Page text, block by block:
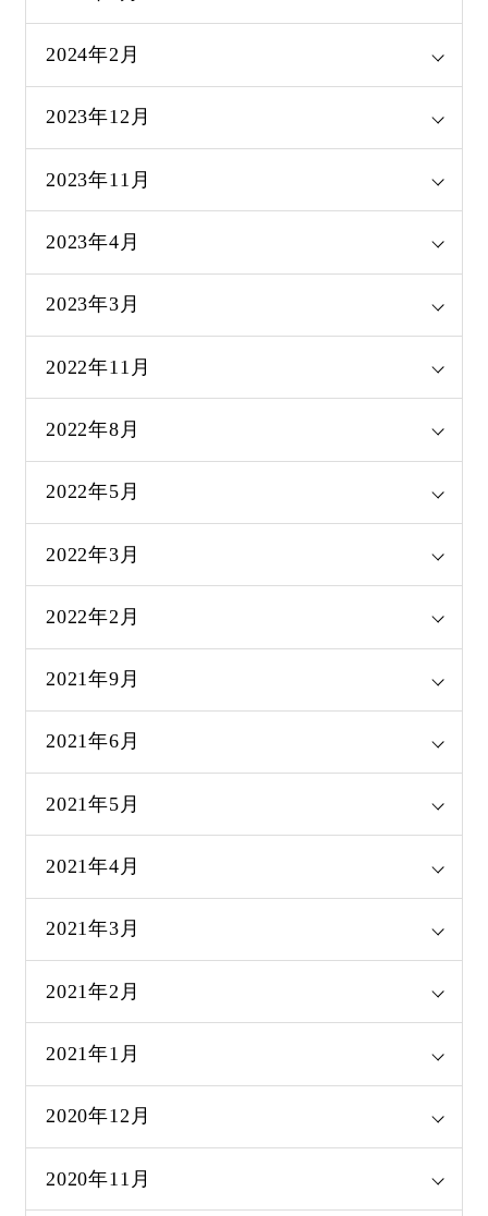
2024年2月
2023年12月
2023年11月
2023年4月
2023年3月
2022年11月
2022年8月
2022年5月
2022年3月
2022年2月
2021年9月
2021年6月
2021年5月
2021年4月
2021年3月
2021年2月
2021年1月
2020年12月
2020年11月